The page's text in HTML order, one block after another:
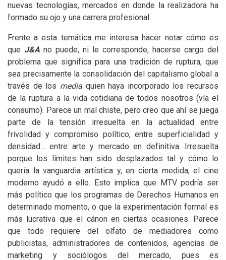
nuevas tecnologías, mercados en donde la realizadora ha
formado su ojo y una carrera profesional.
Frente a esta temática me interesa hacer notar cómo es
que J&A no puede, ni le corresponde, hacerse cargo del
problema que significa para una tradición de ruptura, que
sea precisamente la consolidación del capitalismo global a
través de los media quien haya incorporado los recursos
de la ruptura a la vida cotidiana de todos nosotros (vía el
consumo). Parece un mal chiste, pero creo que ahí se juega
parte de la tensión irresuelta en la actualidad entre
frivolidad y compromiso político, entre superficialidad y
densidad… entre arte y mercado en definitiva. Irresuelta
porque los límites han sido desplazados tal y cómo lo
quería la vanguardia artística y, en cierta medida, el cine
moderno ayudó a ello. Esto implica que MTVpodría ser
más político que los programas de Derechos Humanos en
determinado momento, o que la experimentación formal es
más lucrativa que el cánon en ciertas ocasiones. Parece
que todo requiere del olfato de mediadores como
publicistas, administradores de contenidos, agencias de
marketing y sociólogos del mercado, pues es